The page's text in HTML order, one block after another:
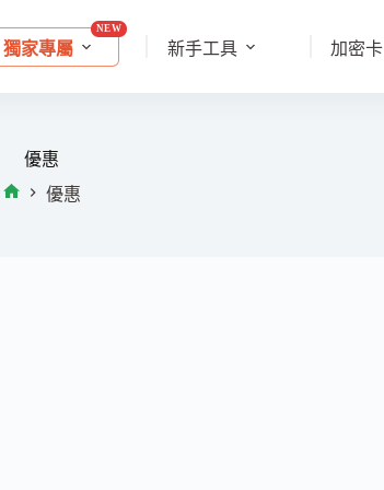
獨家專屬 新手工具 加密卡
優惠
優惠